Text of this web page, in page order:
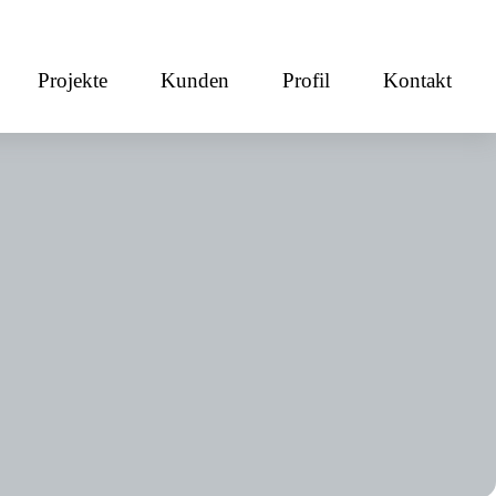
Projekte Kunden Profil Kontakt